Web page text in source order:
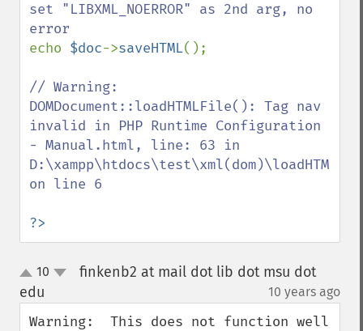
set "LIBXML_NOERROR" as 2nd arg, no
echo $doc->saveHTML();
// Warning:
DOMDocument::loadHTMLFile(): Tag nav
invalid in PHP Runtime Configuration
- Manual.html, line: 63 in
on line 6
?>
up10
finkenb2 at mail dot lib dot msu dot
edu
10 years ago
Warning:  This does not function well